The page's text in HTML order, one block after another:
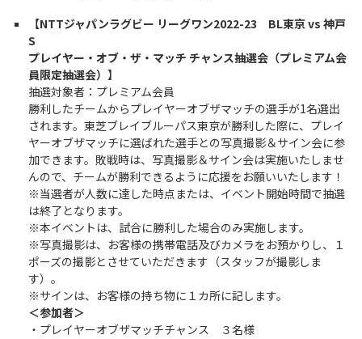
【NTTジャパンラグビー リーグワン2022-23 BL東京 vs 神戸
S
プレイヤー・オブ・ザ・マッチ チャンス抽選会（プレミアム会
員限定抽選会）】
抽選対象者：プレミアム会員
勝利したチームからプレイヤーオブザマッチの選手が1名選出
されます。東芝ブレイブルーパス東京が勝利した際に、プレイ
ヤーオブザマッチに選ばれた選手との写真撮影＆サイン会に参
加できます。敗戦時は、写真撮影＆サイン会は実施いたしませ
んので、チームが勝利できるように応援をお願いいたします！
※当選者が人数に達した時点または、イベント開始時間で抽選
は終了となります。
※本イベントは、試合に勝利した場合のみ実施します。
※写真撮影は、お客様の携帯電話及びカメラをお預かりし、１
ポーズの撮影とさせていただきます（スタッフが撮影しま
す）。
※サインは、お客様の持ち物に１カ所に記します。
＜参加者＞
・プレイヤーオブザマッチチャンス ３名様